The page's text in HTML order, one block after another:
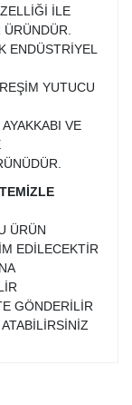
İLE
ENDÜSTRİYEL
YUTUCU
VE
ÜRÜN
EDİLECEKTİR
GÖNDERİLİR